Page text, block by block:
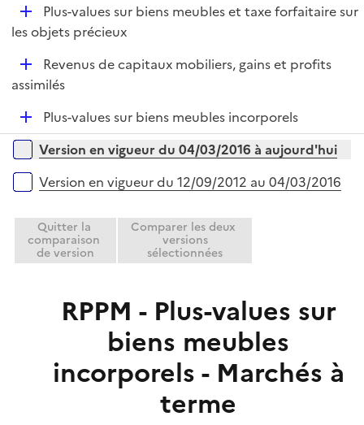
p
l
i
e
r
D
é
i
Plus-values sur biens meubles et taxe forfaitaire sur
les objets précieux
D
é
e
r
Revenus de capitaux mobiliers, gains et profits
assimilés
D
é
p
e
r
Plus-values sur biens meubles incorporels
Versions sur la période
Version en vigueur du 04/03/2016 à aujourd'hui
Version en vigueur du 12/09/2012 au 04/03/2016
Quitter la
comparaison
de version
Comparer les deux
versions
sélectionnées
RPPM - Plus-values sur
biens meubles
incorporels - Marchés à
terme